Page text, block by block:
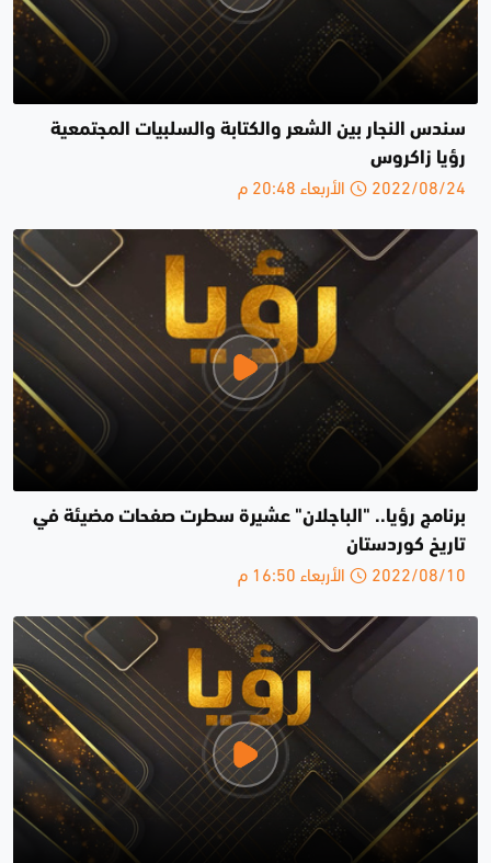
سندس النجار بين الشعر والكتابة والسلبيات المجتمعية
رؤيا زاكروس
2022/08/24 الأربعاء 20:48 م
برنامج رؤيا.. "الباجلان" عشيرة سطرت صفحات مضيئة في
تاريخ كوردستان
2022/08/10 الأربعاء 16:50 م